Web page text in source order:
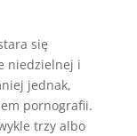
się
niedzielnej i
jednak,
pornografii.
trzy albo